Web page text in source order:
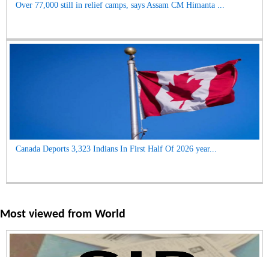
Over 77,000 still in relief camps, says Assam CM Himanta ...
Canada Deports 3,323 Indians In First Half Of 2026 year...
Most viewed from World